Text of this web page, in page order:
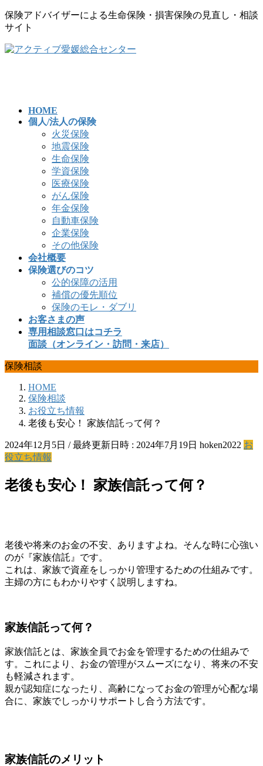
保険アドバイザーによる生命保険・損害保険の見直し・相談
サイト
コ
ナ
HOME
個人/法人の保険
火災保険
地震保険
生命保険
学資保険
医療保険
がん保険
年金保険
自動車保険
企業保険
その他保険
会社概要
保険選びのコツ
公的保障の活用
補償の優先順位
保険のモレ・ダブリ
お客さまの声
専用相談窓口はコチラ
面談（オンライン・訪問・来店）
保険相談
HOME
保険相談
お役立ち情報
老後も安心！ 家族信託って何？
2024年12月5日 / 最終更新日時 : 2024年7月19日 hoken2022 お
役立ち情報
老後も安心！ 家族信託って何？
老後や将来のお金の不安、ありますよね。そんな時に心強い
のが『家族信託』です。
これは、家族で資産をしっかり管理するための仕組みです。
主婦の方にもわかりやすく説明しますね。
家族信託って何？
家族信託とは、家族全員でお金を管理するための仕組みで
す。これにより、お金の管理がスムーズになり、将来の不安
も軽減されます。
親が認知症になったり、高齢になってお金の管理が心配な場
合に、家族でしっかりサポートし合う方法です。
家族信託のメリット